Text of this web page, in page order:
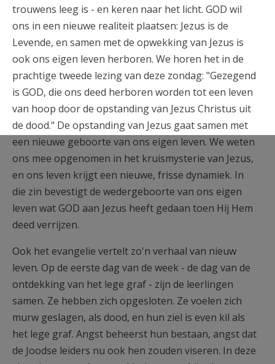
trouwens leeg is - en keren naar het licht. GOD wil
ons in een nieuwe realiteit plaatsen: Jezus is de
Levende, en samen met de opwekking van Jezus is
ook ons eigen leven herboren. We horen het in de
prachtige tweede lezing van deze zondag: "Gezegend
is GOD, die ons deed herboren worden tot een leven
van hoop door de opstanding van Jezus Christus uit
de dood." De opstanding van Jezus gaat samen met
een nieuwe geboorte van ons eigen leven. We weten
ons mee opgenomen in het kruismysterie van Jezus,
en ons leven krijgt een nieuwe, frisse dynamiek. In
die zin bevestigt de wedergeboorte van ons eigen
leven wat GOD aan Jezus heeft gedaan toen Hij Hem
deed verrijzen.
Ook het evangelie vertelt zo'n verhaal van nieuw
leven. Op de eerste dag van de week - de dag van de
ontdekking van het lege graf - zijn de leerlingen
samen. Ze hebben zich opgesloten. Ze voelen zich
murw geslagen, als dood, en hun ziel is even kil als
het lege graf. Angst beheerst hun bestaan, angst dat
de Joodse leiders nu ook hen zouden viseren. In deze